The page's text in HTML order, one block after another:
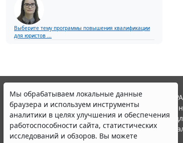
Выберите тему программы повышения квалификации
для юристов ...
Мы обрабатываем локальные данные
браузера и используем инструменты
аналитики в целях улучшения и обеспечения
работоспособности сайта, статистических
исследований и обзоров. Вы можете
© ООО "НПП "ГАРАНТ-СЕРВИС", 2026. Система
участниками Российской ассоциации правовой
Все права на материалы сайта ГАРАНТ.РУ
Полное или частичное воспроизведение
Правила использования портала.